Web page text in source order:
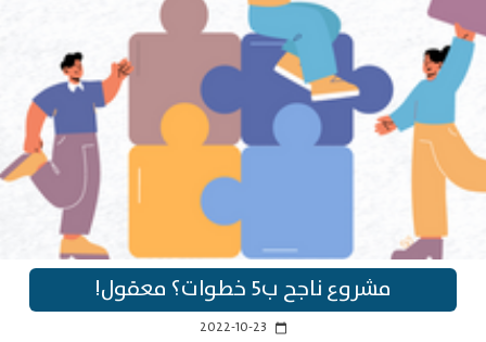
مشروع ناجح ب5 خطوات؟ معقول!
calendar_today
2022-10-23